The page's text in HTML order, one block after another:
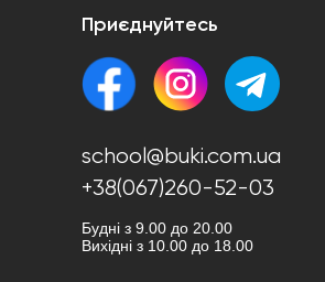
Приєднуйтесь
school@buki.com.ua
+38(067)260-52-03
Будні з 9.00 до 20.00
Вихідні з 10.00 до 18.00